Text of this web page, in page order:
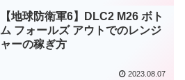
【地球防衛軍6】DLC2 M26 ボト
ム フォールズ アウトでのレンジ
ャーの稼ぎ方
2023.08.07